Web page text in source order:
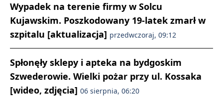
Wypadek na terenie firmy w Solcu
Kujawskim. Poszkodowany 19-latek zmarł w
szpitalu [aktualizacja] przedwczoraj, 09:12
Spłonęły sklepy i apteka na bydgoskim
Szwederowie. Wielki pożar przy ul. Kossaka
[wideo, zdjęcia] 06 sierpnia, 06:20